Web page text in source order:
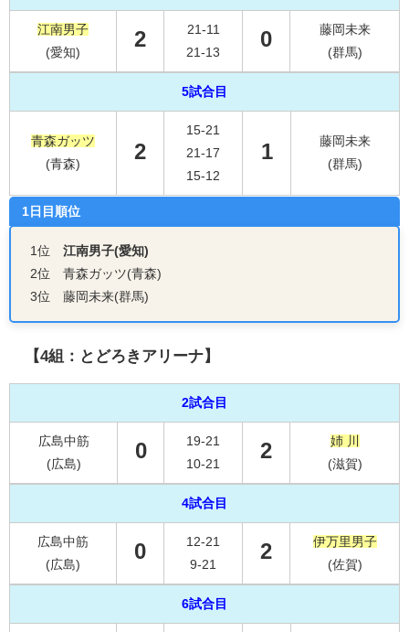
江南男子
(愛知)
2
21-11
21-13
0
藤岡未来
(群馬)
5試合目
青森ガッツ
(青森)
2
15-21
21-17
15-12
1
藤岡未来
(群馬)
1日目順位
1位 江南男子(愛知)
2位 青森ガッツ(青森)
3位 藤岡未来(群馬)
【4組：とどろきアリーナ】
2試合目
広島中筋
(広島)
0
19-21
10-21
2
姉 川
(滋賀)
4試合目
広島中筋
(広島)
0
12-21
9-21
2
伊万里男子
(佐賀)
6試合目